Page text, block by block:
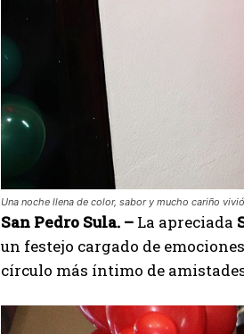
Una noche llena de color, sabor y mucho cariño
San Pedro Sula. – La apreciada
un festejo cargado de
círculo más íntimo de